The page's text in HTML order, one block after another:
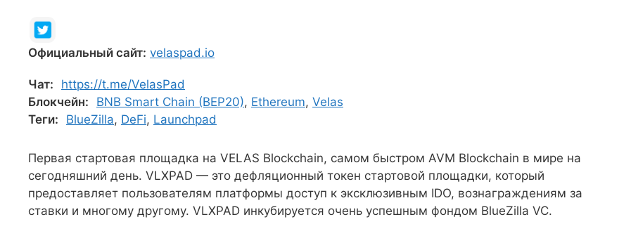
Официальный сайт: velaspad.io
Чат:
https://t.me/VelasPad
Блокчейн:
BNB Smart Chain (BEP20), Ethereum, Velas
Теги:
BlueZilla, DeFi, Launchpad
Первая стартовая площадка на VELAS Blockchain, самом быстром AVM Blockchain в мире на
сегодняшний день. VLXPAD — это дефляционный токен стартовой площадки, который
предоставляет пользователям платформы доступ к эксклюзивным IDO, вознаграждениям за
ставки и многому другому. VLXPAD инкубируется очень успешным фондом BlueZilla VC.